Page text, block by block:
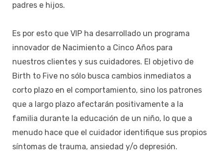
padres e hijos.
Es por esto que VIP ha desarrollado un programa
innovador de Nacimiento a Cinco Años para
nuestros clientes y sus cuidadores. El objetivo de
Birth to Five no sólo busca cambios inmediatos a
corto plazo en el comportamiento, sino los patrones
que a largo plazo afectarán positivamente a la
familia durante la educación de un niño, lo que a
menudo hace que el cuidador identifique sus propios
síntomas de trauma, ansiedad y/o depresión.